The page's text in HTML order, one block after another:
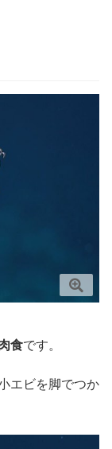
食です。
エビを脚でつか